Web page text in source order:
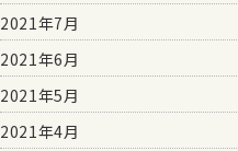
2021年7月
2021年6月
2021年5月
2021年4月